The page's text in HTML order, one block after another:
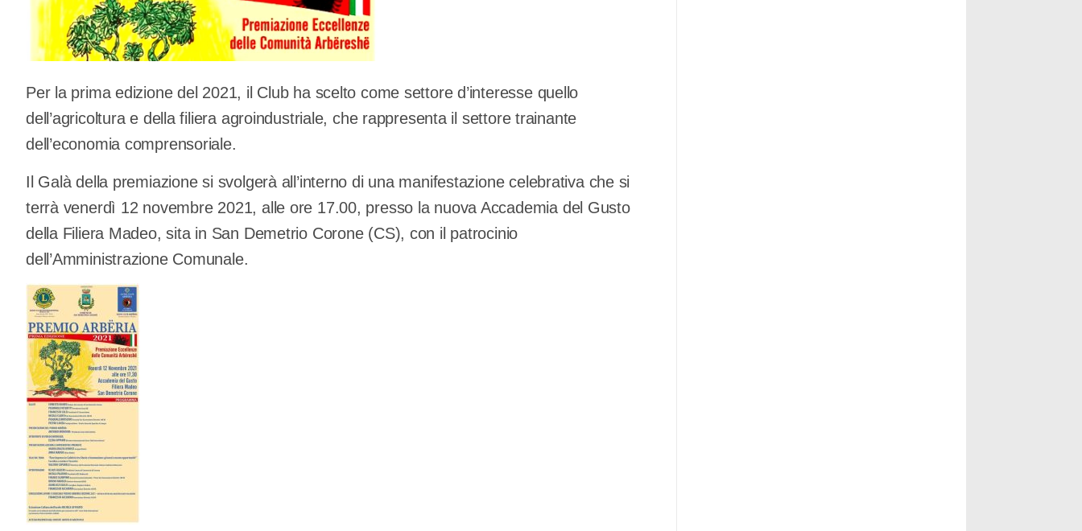
Per la prima edizione del 2021, il Club ha scelto come settore d’interesse quello
dell’agricoltura e della filiera agroindustriale, che rappresenta il settore trainante
dell’economia comprensoriale.
Il Galà della premiazione si svolgerà all’interno di una manifestazione celebrativa che si
terrà venerdì 12 novembre 2021, alle ore 17.00, presso la nuova Accademia del Gusto
della Filiera Madeo, sita in San Demetrio Corone (CS), con il patrocinio
dell’Amministrazione Comunale.